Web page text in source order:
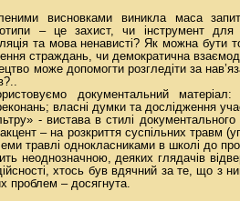
висновками виникла маса
– це захист, чи інструмент
та мова ненависті? Як можна бути
страждань, чи демократична
може допомогти розгледіти за
документальний
власні думки та дослідження
- вистава в стилі
– на розкриття суспільних травм
травлі однокласниками в школі до
неоднозначною, деяких глядачів
хтось був вдячний за те, що з
проблем – досягнута.